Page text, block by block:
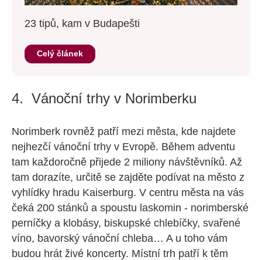
23 tipů, kam v Budapešti
Celý článek
4. Vánoční trhy v Norimberku
Norimberk rovněž patří mezi města, kde najdete
nejhezčí vánoční trhy v Evropě. Během adventu
tam každoročně přijede 2 miliony návštěvníků. Až
tam dorazíte, určitě se zajděte podívat na město z
vyhlídky hradu Kaiserburg. V centru města na vás
čeká 200 stánků a spoustu laskomin - norimberské
perníčky a klobásy, biskupské chlebíčky, svařené
víno, bavorský vánoční chleba… A u toho vám
budou hrát živé koncerty. Místní trh patří k těm